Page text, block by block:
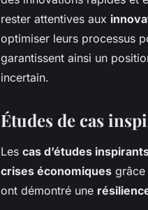
rester attentives aux
optimiser leurs processus
garantissent ainsi un
incertain.
Études de cas
Les cas d’études
crises économiques grâce
ont démontré une